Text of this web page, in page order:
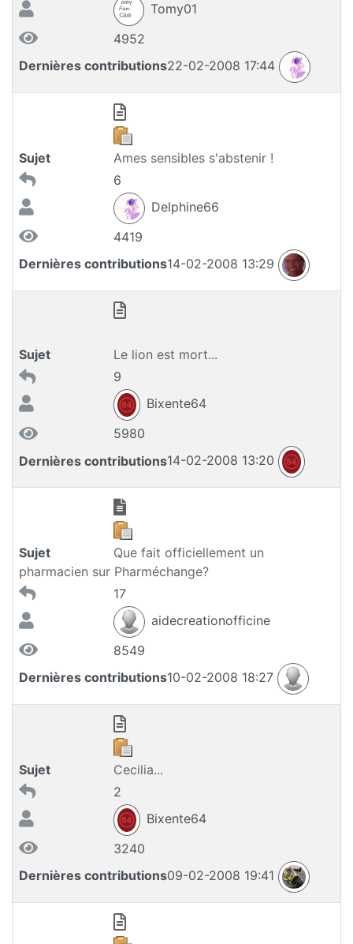
Tomy01
4952
Dernières contributions22-02-2008 17:44
Sujet
Ames sensibles s'abstenir !
6
Delphine66
4419
Dernières contributions14-02-2008 13:29
Sujet
Le lion est mort...
9
Bixente64
5980
Dernières contributions14-02-2008 13:20
Sujet
Que fait officiellement un
pharmacien sur Pharméchange?
17
aidecreationofficine
8549
Dernières contributions10-02-2008 18:27
Sujet
Cecilia...
2
Bixente64
3240
Dernières contributions09-02-2008 19:41